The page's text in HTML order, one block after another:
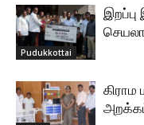
Pudukkottai